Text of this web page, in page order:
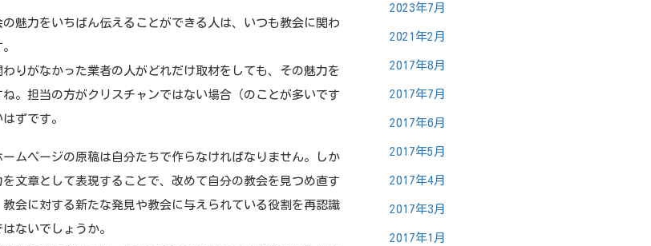
魅力をいちばん伝えることができる人は、いつも教会に関わ
りがなかった業者の人がどれだけ取材をしても、その魅力を
。担当の方がクリスチャンではない場合（のことが多いです
ずです。
ムページの原稿は自分たちで作らなければなりません。しか
を文章として表現することで、改めて自分の教会を見つめ直す
会に対する新たな発見や教会に与えられている役割を再認識
ないでしょうか。
2023年7月
2021年2月
2017年8月
2017年7月
2017年6月
2017年5月
2017年4月
2017年3月
2017年1月